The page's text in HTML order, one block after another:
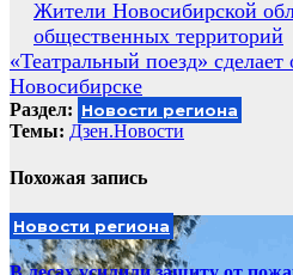
Навигация
по
записям
Жители Новосибирской
общественных территорий
«Театральный поезд» сделает
Новосибирске
Раздел: Новости региона
Темы: Дзен.Новости
Похожая запись
Новости региона